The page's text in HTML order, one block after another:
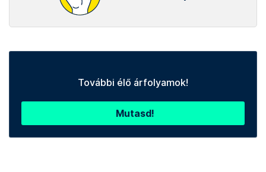
További élő árfolyamok!
Mutasd!